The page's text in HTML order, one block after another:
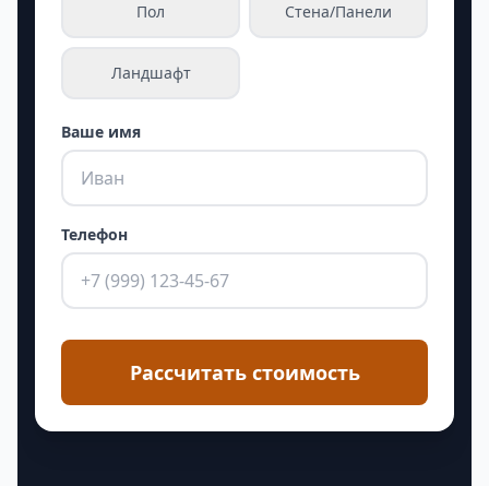
Пол Стена/Панели
Ландшафт
Ваше имя
Телефон
Рассчитать стоимость